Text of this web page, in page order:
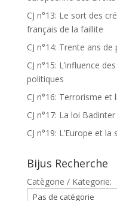
CJ n°13: Le sort des
français de la faillite
CJ n°14: Trente ans
CJ n°15: L’influence
politiques
CJ n°16: Terrorisme et
CJ n°17: La loi
CJ n°19: L’Europe et
Bijus Recherche
Catègorie / Kategorie: